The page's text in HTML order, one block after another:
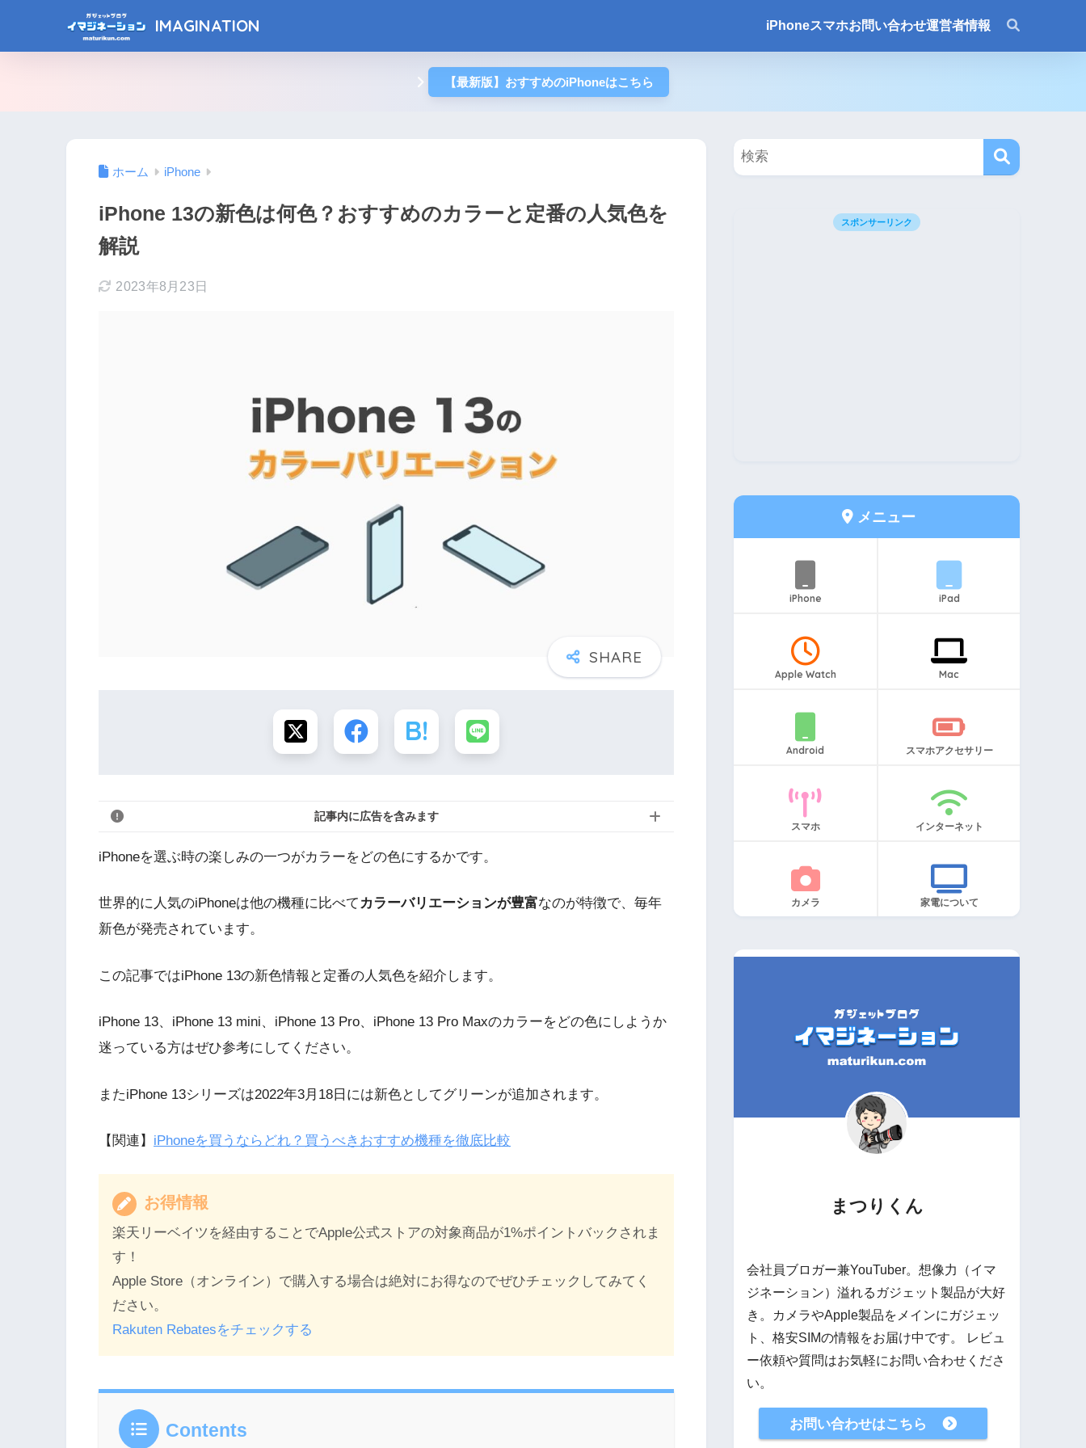
IMAGINATION iPhoneスマホお問い合わせ運営者情報
【最新版】おすすめのiPhoneはこちら
ホーム iPhone
iPhone 13の新色は何色？おすすめのカラーと定番の人気色を
解説
2023年8月23日
記事内に広告を含みます
iPhoneを選ぶ時の楽しみの一つがカラーをどの色にするかです。
世界的に人気のiPhoneは他の機種に比べて カラーバリエーションが豊富なのが特徴で、毎年
新色が発売されています。
この記事ではiPhone 13の新色情報と定番の人気色を紹介します。
iPhone 13、iPhone 13 mini、iPhone 13 Pro、iPhone 13 Pro Maxのカラーをどの色にしようか
迷っている方はぜひ参考にしてください。
またiPhone 13シリーズは2022年3月18日には新色としてグリーンが追加されます。
【関連】 iPhoneを買うならどれ？買うべきおすすめ機種を徹底比較
お得情報
楽天リーベイツを経由することでApple公式ストアの対象商品が1%ポイントバックされま
す！
Apple Store（オンライン）で購入する場合は絶対にお得なのでぜひチェックしてみてく
ださい。
Rakuten Rebatesをチェックする
Contents
スポンサーリンク
メニュー
iPhone iPad
Apple Watch Mac
Android スマホアクセサリー
スマホ インターネット
カメラ 家電について
まつりくん
会社員ブロガー兼YouTuber。想像力（イマ
ジネーション）溢れるガジェット製品が大好
き。カメラやApple製品をメインにガジェッ
ト、格安SIMの情報をお届け中です。 レビュ
ー依頼や質問はお気軽にお問い合わせくださ
い。
お問い合わせはこちら